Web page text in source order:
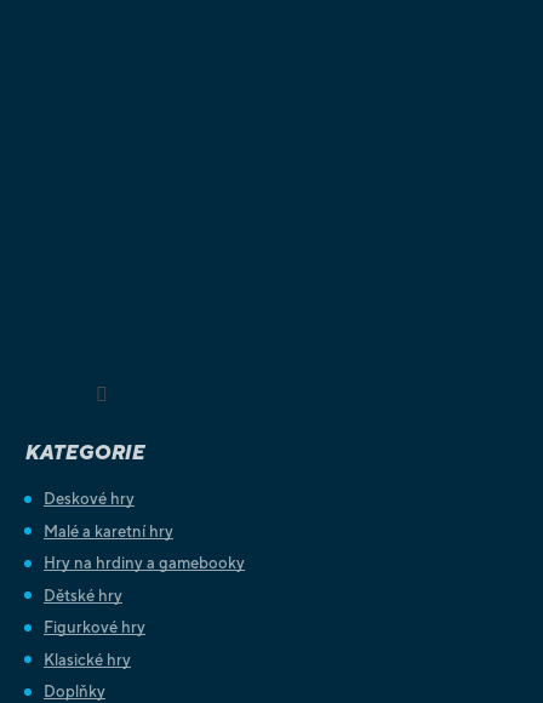
KATEGORIE
Deskové hry
Malé a karetní hry
Hry na hrdiny a gamebooky
Dětské hry
Figurkové hry
Klasické hry
Doplňky